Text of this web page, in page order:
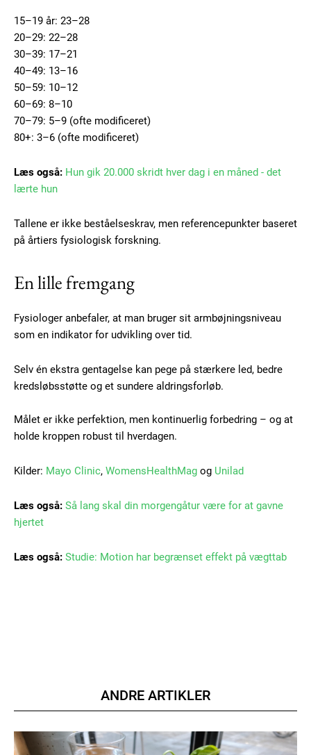
Free limited access
Gratis
Etiam est nibh, lobortis sit
Praesent euismod ac
Nullam eu erat condimentum
Donec quis est ac felis
Member full access
100DKK / year
Etiam est nibh, lobortis sit
Ut mollis pellentesque tortor
Donec quis est ac felis
15–19 år: 23–28
20–29: 22–28
30–39: 17–21
40–49: 13–16
50–59: 10–12
60–69: 8–10
70–79: 5–9 (ofte modificeret)
80+: 3–6 (ofte modificeret)
Læs også: Hun gik 20.000 skridt hver dag i en måned - det
lærte hun
Tallene er ikke beståelseskrav, men referencepunkter baseret
på årtiers fysiologisk forskning.
En lille fremgang
Fysiologer anbefaler, at man bruger sit armbøjningsniveau
som en indikator for udvikling over tid.
Selv én ekstra gentagelse kan pege på stærkere led, bedre
kredsløbsstøtte og et sundere aldringsforløb.
Målet er ikke perfektion, men kontinuerlig forbedring – og at
holde kroppen robust til hverdagen.
Kilder: Mayo Clinic, WomensHealthMag og Unilad
Læs også: Så lang skal din morgengåtur være for at gavne
hjertet
Læs også: Studie: Motion har begrænset effekt på vægttab
ANDRE ARTIKLER